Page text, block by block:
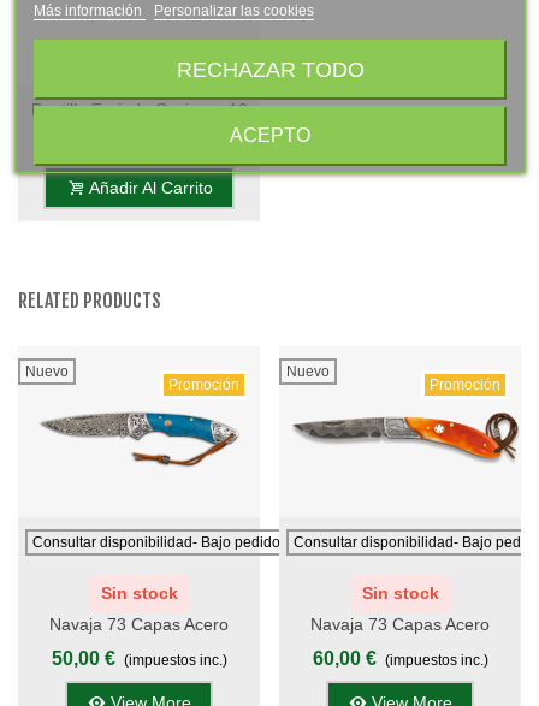
Puntilla Forjada Cocinero 10
Antracita, S. Gala Hogar
Añadir Al Carrito
RELATED PRODUCTS
Promoción
Nuevo
Consultar disponibilidad- Bajo pedido
Sin stock
Navaja 73 Capas Acero
Damasco 7,5 Cm - Virolas De
Resina Azul - Kit
50,00 € (impuestos inc.)
Promoción
Nuevo
Consultar disponibilidad- Bajo
Sin stock
Navaja 73 Capas Acero
Damasco 7,3 Cm - Virola De
Hueso - Kit Supervivencia
60,00 € (impuestos inc.)
Más información Personalizar las cookies
RECHAZAR TODO
ACEPTO